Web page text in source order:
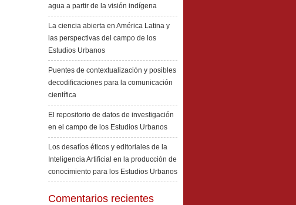
agua a partir de la visión indígena
La ciencia abierta en América Latina y
las perspectivas del campo de los
Estudios Urbanos
Puentes de contextualización y posibles
decodificaciones para la comunicación
científica
El repositorio de datos de investigación
en el campo de los Estudios Urbanos
Los desafíos éticos y editoriales de la
Inteligencia Artificial en la producción de
conocimiento para los Estudios Urbanos
Comentarios recientes